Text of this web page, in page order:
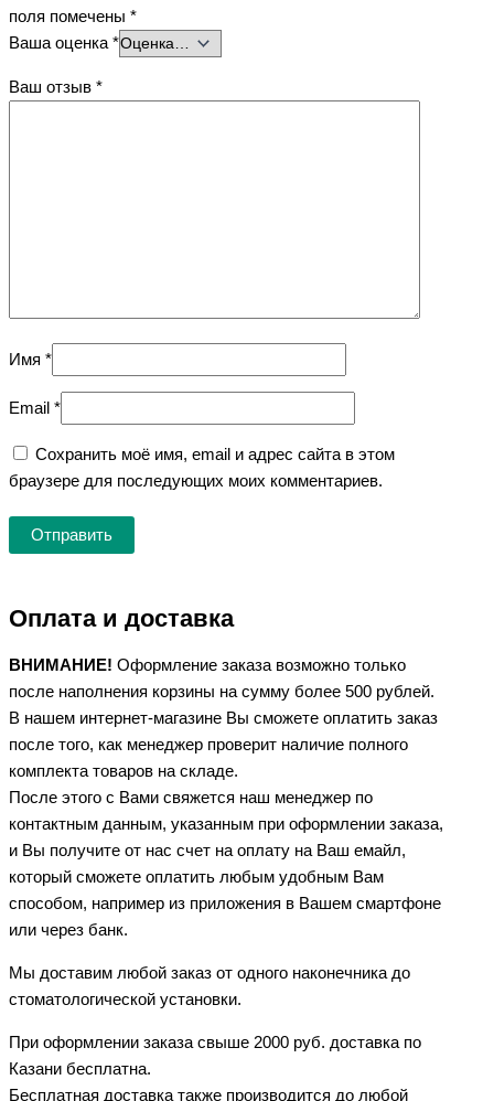
поля помечены *
Ваша оценка*
Ваш отзыв *
Имя *
Email *
Сохранить моё имя, email и адрес сайта в этом
браузере для последующих моих комментариев.
Оплата и доставка
ВНИМАНИЕ! Оформление заказа возможно только
после наполнения корзины на сумму более 500 рублей.
В нашем интернет-магазине Вы сможете оплатить заказ
после того, как менеджер проверит наличие полного
комплекта товаров на складе.
После этого с Вами свяжется наш менеджер по
контактным данным, указанным при оформлении заказа,
и Вы получите от нас счет на оплату на Ваш емайл,
который сможете оплатить любым удобным Вам
способом, например из приложения в Вашем смартфоне
или через банк.
Мы доставим любой заказ от одного наконечника до
стоматологической установки.
При оформлении заказа свыше 2000 руб. доставка по
Казани бесплатна.
Бесплатная доставка также производится до любой